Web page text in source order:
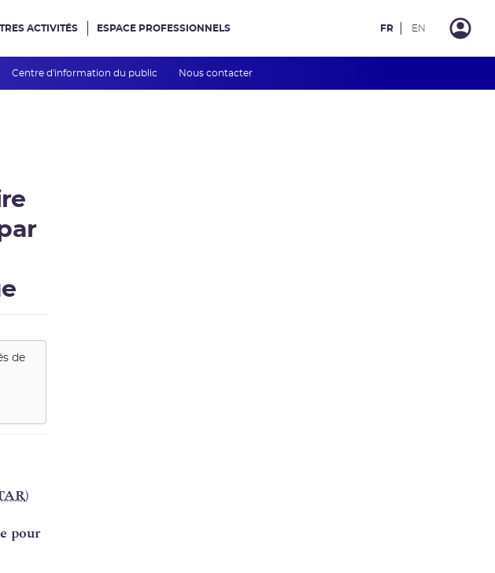
Centre d'information du public Nous contacter
ACTIVITÉS ESPACE PROFESSIONNELS FR EN
de
)
pour